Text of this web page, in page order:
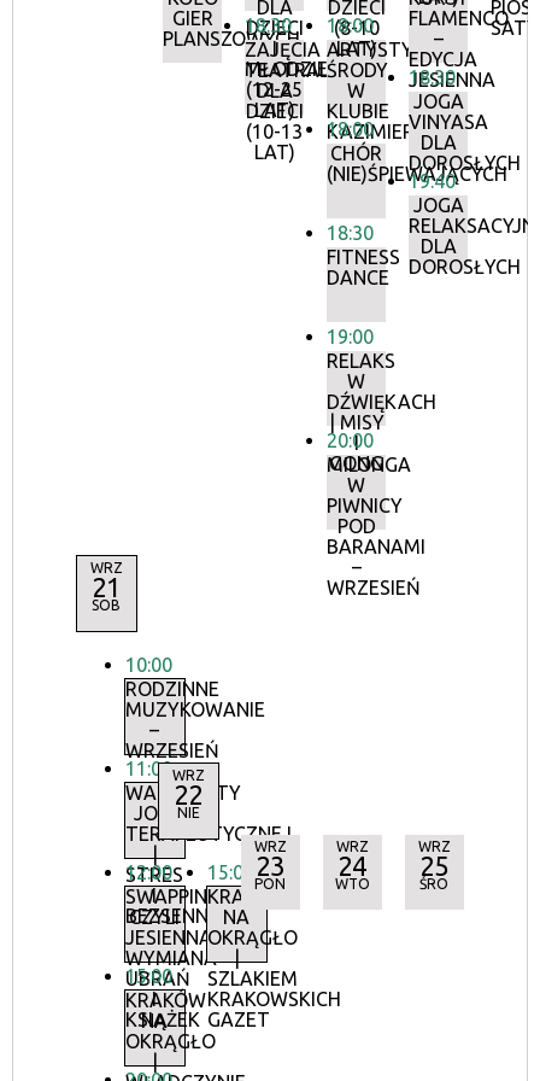
GIER
PLANSZOWYCH
DLA
DZIECI
I
MŁODZIEŻY
(12-25
LAT)
18:30
ZAJĘCIA
TEATRALNE
DLA
DZIECI
(10-13
LAT)
DZIECI
(8-10
LAT)
18:00
ARTYSTYCZNE
ŚRODY
W
KLUBIE
KAZIMIERZ
18:00
CHÓR
(NIE)ŚPIEWAJĄCYCH
18:30
FITNESS
DANCE
19:00
RELAKS
W
DŹWIĘKACH
| MISY
I
GONG
20:00
MILONGA
W
PIWNICY
POD
BARANAMI
–
WRZESIEŃ
FLAMENCO
–
EDYCJA
JESIENNA
18:30
JOGA
VINYASA
DLA
DOROSŁYCH
19:40
JOGA
DLA
DOROSŁYCH
WRZ
21
SOB
10:00
RODZINNE
MUZYKOWANIE
–
WRZESIEŃ
11:00
WARSZTATY
JOGI
TERAPEUTYCZNEJ
|
STRES
I
BEZSENNOŚĆ
12:00
SWAPPING,
CZYLI
JESIENNA
WYMIANA
UBRAŃ
I
KSIĄŻEK
15:00
KRAKÓW
NA
OKRĄGŁO
|
WRZ
22
NIE
15:00
KRAKÓW
NA
OKRĄGŁO
|
SZLAKIEM
KRAKOWSKICH
GAZET
WRZ
23
PON
WRZ
24
WTO
WRZ
25
ŚRO